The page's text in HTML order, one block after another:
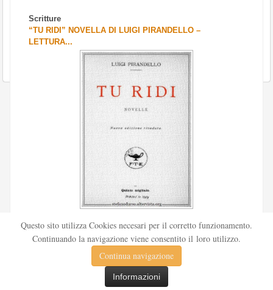
Scritture
“TU RIDI” NOVELLA DI LUIGI PIRANDELLO –
LETTURA...
Pubblicata nel 1912 sul «Corriere della sera», la novella Tu
ridi fu successivamente inserita nella ...
Questo sito utilizza Cookies necesari per il corretto funzionamento.
Continuando la navigazione viene consentito il loro utilizzo.
Continua navigazione
Informazioni